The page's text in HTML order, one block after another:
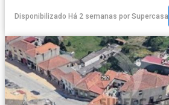
Disponibilizado Há 2 semanas por Supercasa